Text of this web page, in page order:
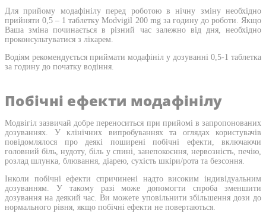
Для прийому модафінілу перед роботою в нічну зміну необхідно
прийняти 0,5 – 1 таблетку Modvigil 200 mg за годину до роботи. Якщо
Ваша зміна починається в різний час залежно від дня, необхідно
проконсультуватися з лікарем.
Водіям рекомендується приймати модафініл у дозуванні 0,5-1 таблетка
за годину до початку водіння.
Побічні ефекти модафінілу
Модвігіл зазвичай добре переноситься при прийомі в запропонованих
дозуваннях. У клінічних випробуваннях та оглядах користувачів
повідомлялося про деякі поширені побічні ефекти, включаючи
головний біль, нудоту, біль у спині, занепокоєння, нервозність, печію,
розлад шлунка, блювання, діарею, сухість шкіри/рота та безсоння.
Інколи побічні ефекти спричинені надто високим індивідуальним
дозуванням. У такому разі може допомогти спроба зменшити
дозування на деякий час. Ви можете уповільнити збільшення дози до
нормального рівня, якщо побічні ефекти не повертаються.